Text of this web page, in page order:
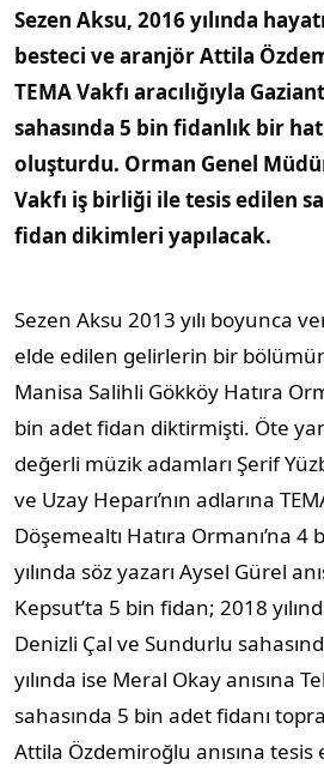
Sezen Aksu, 2016 yılında
besteci ve aranjör Attila
TEMA Vakfı aracılığıyla
sahasında 5 bin fidanlık bir
oluşturdu. Orman Genel
Vakfı iş birliği ile tesis edilen
fidan dikimleri yapılacak.
Sezen Aksu 2013 yılı boyunca
elde edilen gelirlerin bir
Manisa Salihli Gökköy Hatıra
bin adet fidan diktirmişti. Öte
değerli müzik adamları Şerif
ve Uzay Heparı’nın adlarına
Döşemealtı Hatıra Ormanı’na
yılında söz yazarı Aysel Gürel
Kepsut’ta 5 bin fidan; 2018
Denizli Çal ve Sundurlu
yılında ise Meral Okay anısına
sahasında 5 bin adet fidanı
Attila Özdemiroğlu anısına tesis